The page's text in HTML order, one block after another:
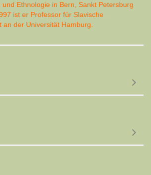
und Ethnologie in Bern, Sankt Petersburg
ist er Professor für Slavische
an der Universität Hamburg.